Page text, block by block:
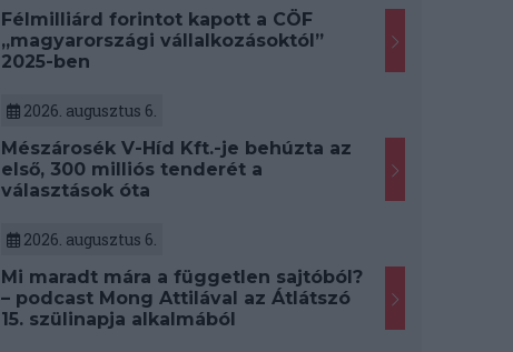
Félmilliárd forintot kapott a CÖF
„magyarországi vállalkozásoktól”
2025-ben
2026. augusztus 6.
Mészárosék V-Híd Kft.-je behúzta az
első, 300 milliós tenderét a
választások óta
2026. augusztus 6.
Mi maradt mára a független sajtóból?
– podcast Mong Attilával az Átlátszó
15. szülinapja alkalmából